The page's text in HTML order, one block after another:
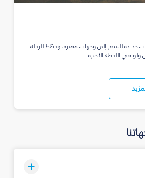
جديدة للسفر إلى وجهات مميزة، وخطّط للرحلة
ولو في اللحظة الأخيرة.